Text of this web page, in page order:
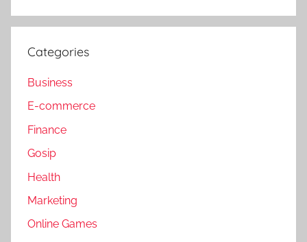
Categories
Business
E-commerce
Finance
Gosip
Health
Marketing
Online Games